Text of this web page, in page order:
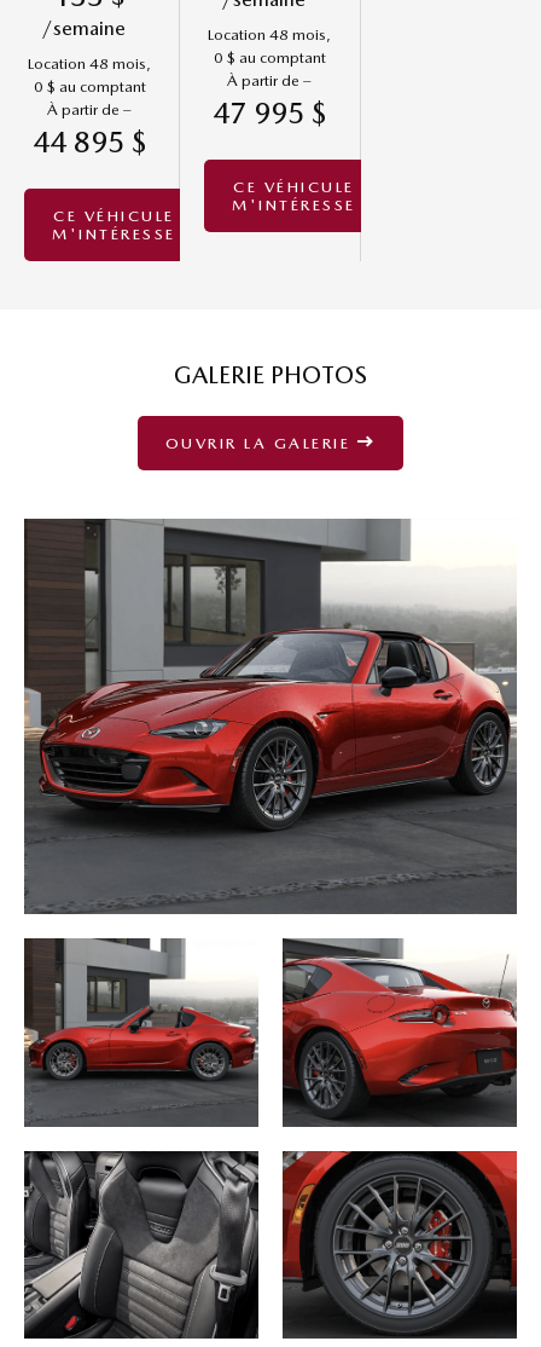
/semaine
Location 48 mois,
0 $ au comptant
À partir de –
44 895 $
CE VÉHICULE
M'INTÉRESSE
Location 48 mois,
0 $ au comptant
À partir de –
47 995 $
CE VÉHICULE
M'INTÉRESSE
GALERIE PHOTOS
OUVRIR LA GALERIE